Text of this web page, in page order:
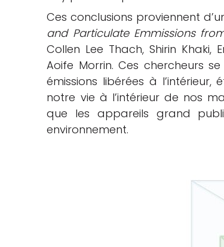
Ces conclusions proviennent
and Particulate Emmissions
Collen Lee Thach, Shirin Khaki,
Aoife Morrin. Ces chercheurs
émissions libérées à
notre vie à l’intérieur de nos
que les appareils grand
environnement.